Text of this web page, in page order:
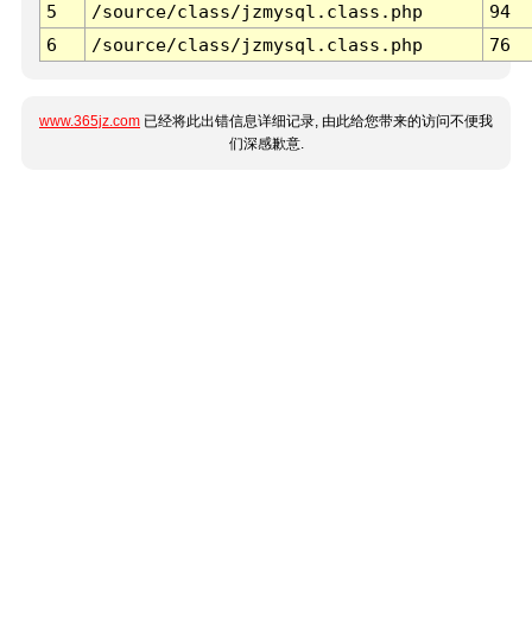
5
/source/class/jzmysql.class.php
94
6
/source/class/jzmysql.class.php 76
www.365jz.com 已经将此出错信息详细记录, 由此给您带来的访问不便我
们深感歉意.